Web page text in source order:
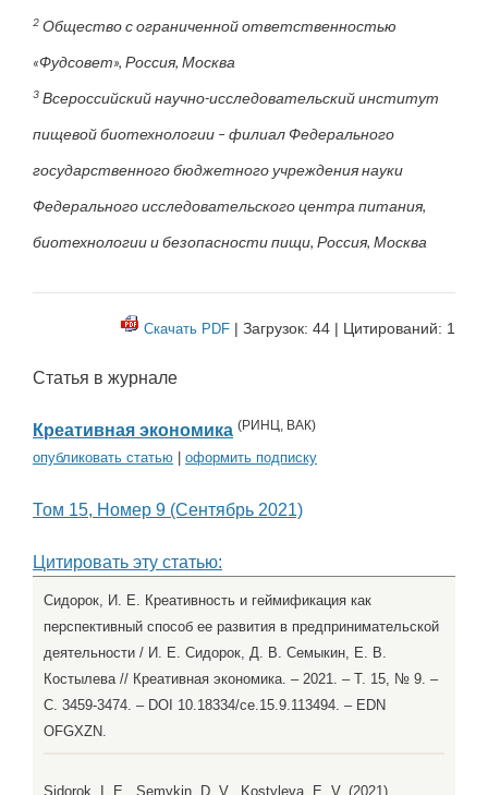
2 Общество с ограниченной ответственностью
«Фудсовет», Россия, Москва
3 Всероссийский научно-исследовательский институт
пищевой биотехнологии – филиал Федерального
государственного бюджетного учреждения науки
Федерального исследовательского центра питания,
биотехнологии и безопасности пищи, Россия, Москва
Скачать PDF | Загрузок: 44 | Цитирований: 1
Статья в журнале
Креативная экономика (РИНЦ, ВАК)
опубликовать статью оформить подписку
Том 15, Номер 9 (Сентябрь 2021)
Цитировать эту статью:
Сидорок, И. Е. Креативность и геймификация как
перспективный способ ее развития в предпринимательской
деятельности / И. Е. Сидорок, Д. В. Семыкин, Е. В.
Костылева // Креативная экономика. – 2021. – Т. 15, № 9. –
С. 3459-3474. – DOI 10.18334/ce.15.9.113494. – EDN
OFGXZN.
Sidorok, I. E., Semykin, D. V., Kostyleva, E. V. (2021).